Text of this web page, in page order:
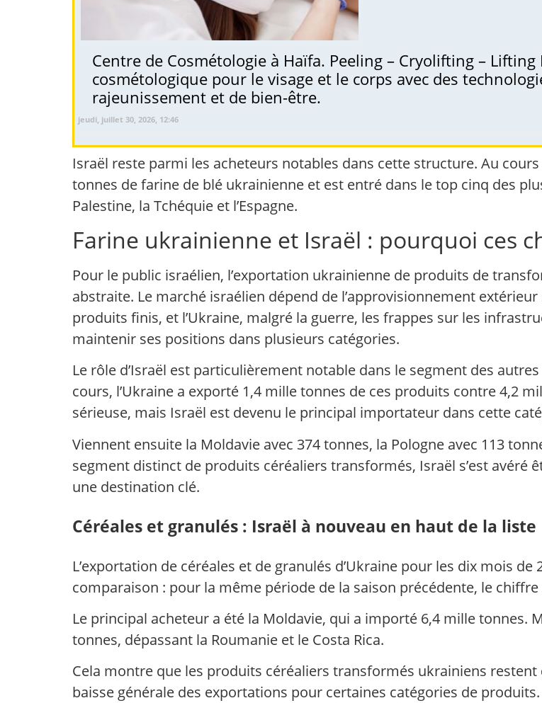
Centre de Cosmétologie à Haïfa. Peeling – Cryolifting –
cosmétologique pour le visage et le corps avec des
rajeunissement et de bien-être.
jeudi, juillet 30, 2026, 12:46
Israël reste parmi les acheteurs notables dans cette structure. Au
tonnes de farine de blé ukrainienne et est entré dans le top cinq des
Palestine, la Tchéquie et l’Espagne.
Farine ukrainienne et Israël : pourquoi ces
Pour le public israélien, l’exportation ukrainienne de produits de
abstraite. Le marché israélien dépend de l’approvisionnement
produits finis, et l’Ukraine, malgré la guerre, les frappes sur les
maintenir ses positions dans plusieurs catégories.
Le rôle d’Israël est particulièrement notable dans le segment des
cours, l’Ukraine a exporté 1,4 mille tonnes de ces produits contre 4,2
sérieuse, mais Israël est devenu le principal importateur dans cette
Viennent ensuite la Moldavie avec 374 tonnes, la Pologne avec 113
segment distinct de produits céréaliers transformés, Israël s’est
une destination clé.
Céréales et granulés : Israël à nouveau en haut de la liste
L’exportation de céréales et de granulés d’Ukraine pour les dix mois
comparaison : pour la même période de la saison précédente, le
Le principal acheteur a été la Moldavie, qui a importé 6,4 mille tonnes.
tonnes, dépassant la Roumanie et le Costa Rica.
Cela montre que les produits céréaliers transformés ukrainiens
baisse générale des exportations pour certaines catégories de